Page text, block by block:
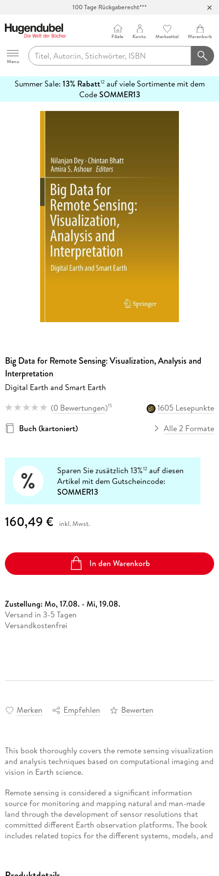
Hugendubel
Menu
Filiale Konto Merkzettel Warenkorb
Summer Sale: 13% Rabatt12auf viele Sortimente mit dem
CodeSOMMER13
erfahren
Big Data for Remote Sensing: Visualization, Analysis and
Interpretation
Digital Earth and Smart Earth
(0 Bewertungen)15
1605 Lesepunkte
Buch (kartoniert)
Alle 2 Formate
Sparen Sie zusätzlich 13%12 auf diesen
Artikel mit dem Gutscheincode:
SOMMER13
160,49 € inkl. Mwst.
In den Warenkorb
Zustellung:Mo, 17.08. - Mi, 19.08.
Versand in 3-5 Tagen
Versandkostenfrei
Merken Empfehlen Bewerten
This book thoroughly covers the remote sensing visualization
and analysis techniques based on computational imaging and
vision in Earth science.
Remote sensing is considered a significant information
source for monitoring and mapping natural and man-made
land through the development of sensor resolutions that
committed different Earth observation platforms. The book
includes related topics for the different systems, models, and